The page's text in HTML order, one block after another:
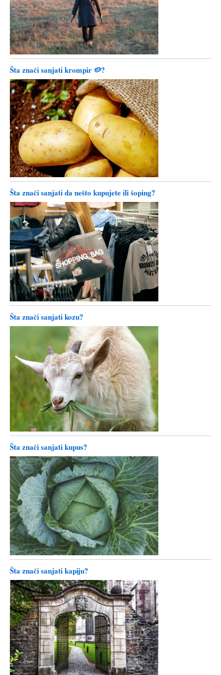
Šta znači sanjati krompir 🥔?
Šta znači sanjati da nešto kupujete ili šoping?
Šta znači sanjati kozu?
Šta znači sanjati kupus?
Šta znači sanjati kapiju?